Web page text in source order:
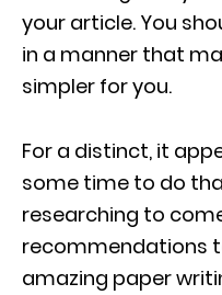
your article. You
in a manner that
simpler for you.
For a distinct, it
some time to do
researching to
recommendations
amazing paper